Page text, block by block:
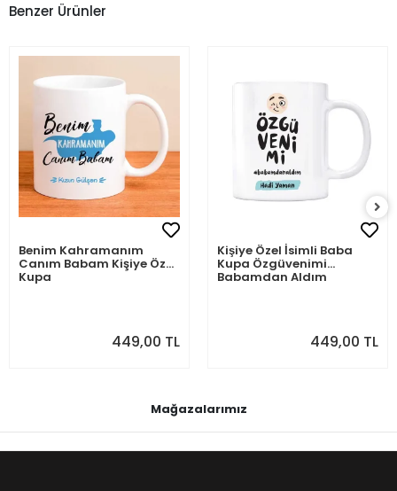
Benzer Ürünler
Benim Kahramanım
Canım Babam Kişiye Özel
Kupa
449,00 TL
Kişiye Özel İsimli Baba
Kupa Özgüvenimi
Babamdan Aldım
449,00 TL
Mağazalarımız